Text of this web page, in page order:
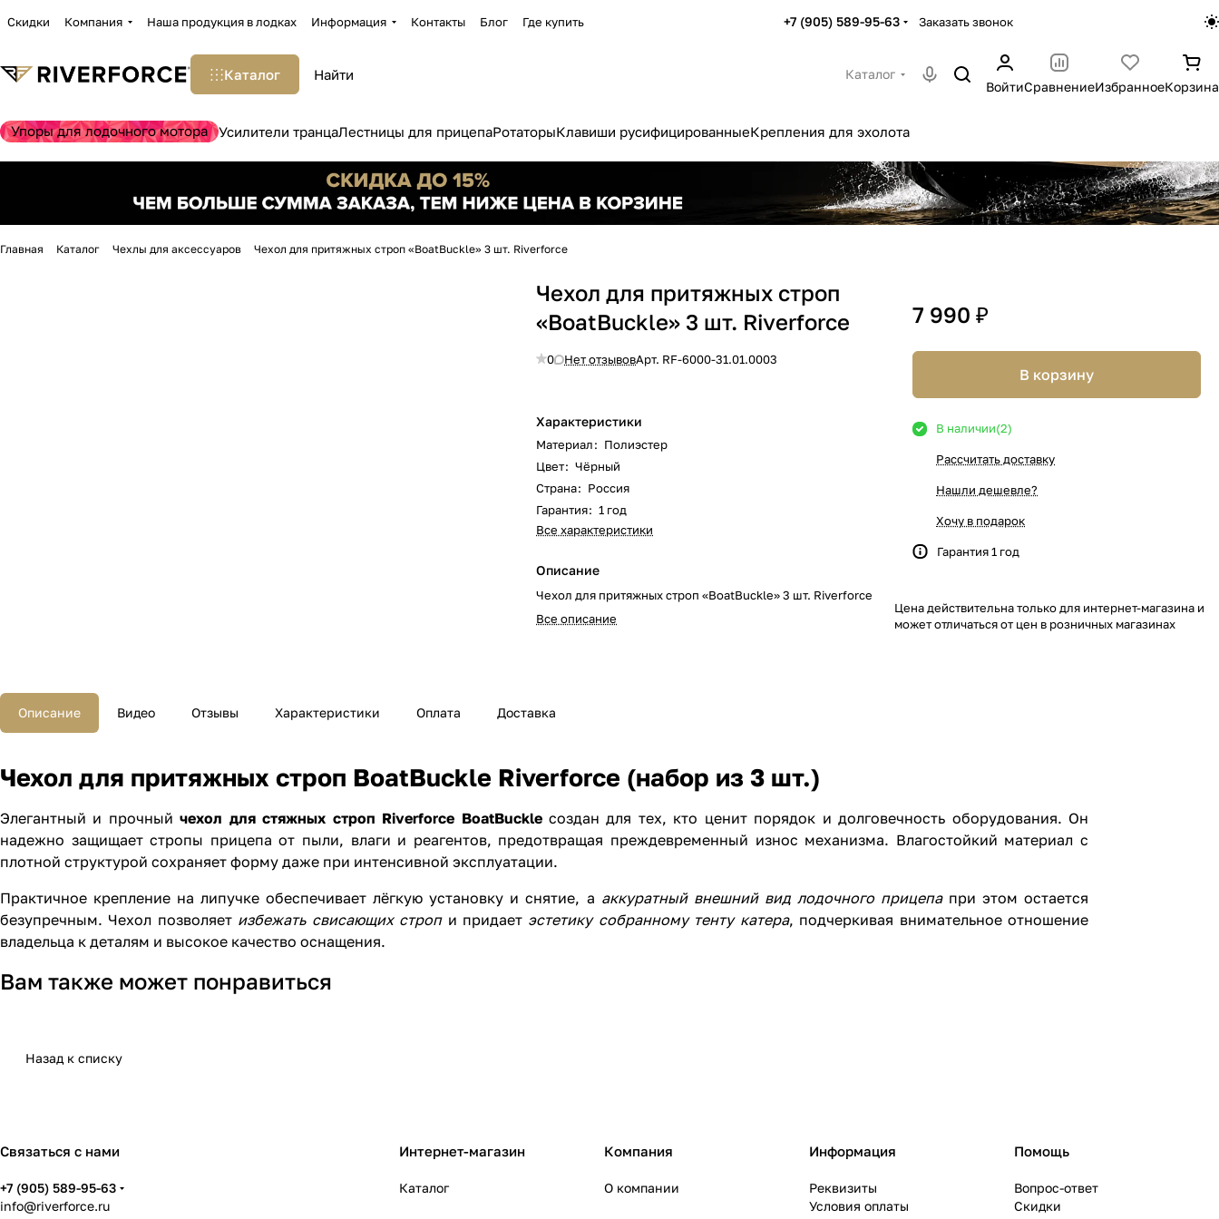
Скидки Компания Наша продукция в лодках Информация Контакты Блог Где купить +7 (905) 589-95-63 Заказать звонок
Каталог
Каталог
ВойтиСравнениеИзбранноеКорзина
Упоры для лодочного мотора Усилители транцаЛестницы для прицепаРотаторыКлавиши русифицированныеКрепления для эхолота
Главная Каталог Чехлы для аксессуаров Чехол для притяжных строп «BoatBuckle» 3 шт. Riverforce
Чехол для притяжных строп
«BoatBuckle» 3 шт. Riverforce
0 Нет отзывовАрт. RF-6000-31.01.0003
Характеристики
Материал: Полиэстер
Цвет: Чёрный
Страна: Россия
Гарантия: 1 год
Все характеристики
Описание
Чехол для притяжных строп «BoatBuckle» 3 шт. Riverforce
Все описание
7 990 ₽
В корзину
В наличии(2)
Рассчитать доставку
Нашли дешевле?
Хочу в подарок
Гарантия 1 год
Цена действительна только для интернет-магазина и
может отличаться от цен в розничных магазинах
Описание Видео Отзывы Характеристики Оплата Доставка
Чехол для притяжных строп BoatBuckle Riverforce (набор из 3 шт.)
Элегантный и прочныйчехол для стяжных строп Riverforce BoatBuckleсоздан для тех, кто ценит порядок и долговечность оборудования. Он
надежно защищает стропы прицепа от пыли, влаги и реагентов, предотвращая преждевременный износ механизма. Влагостойкий материал с
плотной структурой сохраняет форму даже при интенсивной эксплуатации.
Практичное крепление на липучке обеспечивает лёгкую установку и снятие, а аккуратный внешний вид лодочного прицепапри этом остается
безупречным. Чехол позволяет избежать свисающих стропи придает эстетику собранному тенту катера, подчеркивая внимательное отношение
владельца к деталям и высокое качество оснащения.
Вам также может понравиться
Назад к списку
Связаться с нами
+7 (905) 589-95-63
info@riverforce.ru
Интернет-магазин
Каталог
Компания
О компании
Информация
Реквизиты
Условия оплаты
Помощь
Вопрос-ответ
Скидки